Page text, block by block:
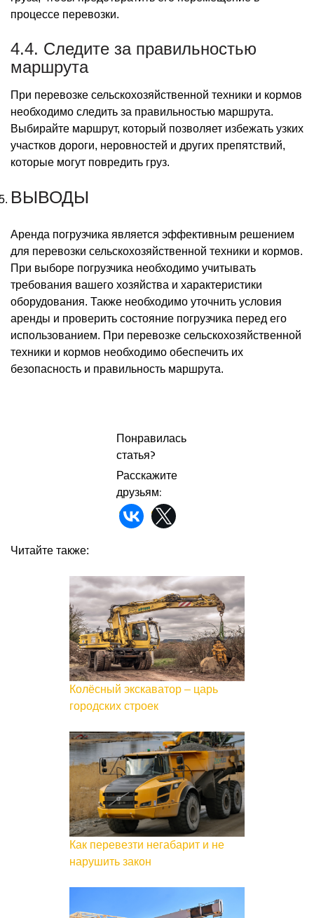
процессе перевозки.
4.4. Следите за правильностью
маршрута
При перевозке сельскохозяйственной техники и кормов
необходимо следить за правильностью маршрута.
Выбирайте маршрут, который позволяет избежать узких
участков дороги, неровностей и других препятствий,
которые могут повредить груз.
ВЫВОДЫ
Аренда погрузчика является эффективным решением
для перевозки сельскохозяйственной техники и кормов.
При выборе погрузчика необходимо учитывать
требования вашего хозяйства и характеристики
оборудования. Также необходимо уточнить условия
аренды и проверить состояние погрузчика перед его
использованием. При перевозке сельскохозяйственной
техники и кормов необходимо обеспечить их
безопасность и правильность маршрута.
Понравилась
статья?
Расскажите
друзьям:
Читайте также:
Колёсный экскаватор – царь
городских строек
Как перевезти негабарит и не
нарушить закон